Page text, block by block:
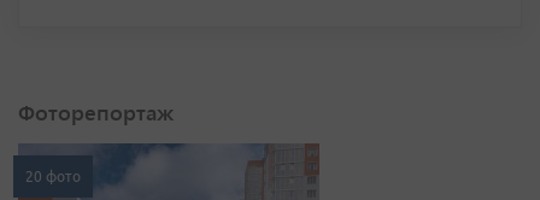
Фоторепортаж
20 фото